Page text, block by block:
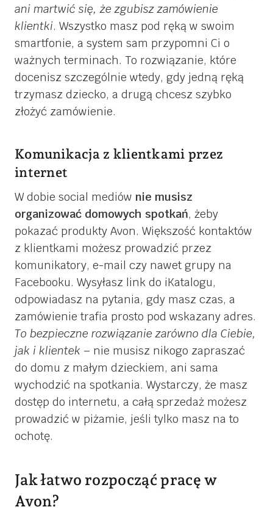
ani martwić się, że zgubisz zamówienie
klientki. Wszystko masz pod ręką w swoim
smartfonie, a system sam przypomni Ci o
ważnych terminach. To rozwiązanie, które
docenisz szczególnie wtedy, gdy jedną ręką
trzymasz dziecko, a drugą chcesz szybko
złożyć zamówienie.
Komunikacja z klientkami przez
internet
W dobie social mediów nie musisz
organizować domowych spotkań, żeby
pokazać produkty Avon. Większość kontaktów
z klientkami możesz prowadzić przez
komunikatory, e-mail czy nawet grupy na
Facebooku. Wysyłasz link do iKatalogu,
odpowiadasz na pytania, gdy masz czas, a
zamówienie trafia prosto pod wskazany adres.
To bezpieczne rozwiązanie zarówno dla Ciebie,
jak i klientek – nie musisz nikogo zapraszać
do domu z małym dzieckiem, ani sama
wychodzić na spotkania. Wystarczy, że masz
dostęp do internetu, a całą sprzedaż możesz
prowadzić w piżamie, jeśli tylko masz na to
ochotę.
Jak łatwo rozpocząć pracę w
Avon?